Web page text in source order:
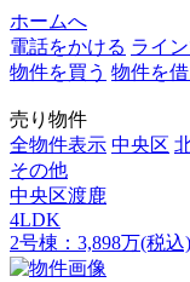
ホームへ
電話をかける ライ
物件を買う 物件を
売り物件
全物件表示 中央区
その他
中央区渡鹿
4LDK
2号棟：3,898万(税込)